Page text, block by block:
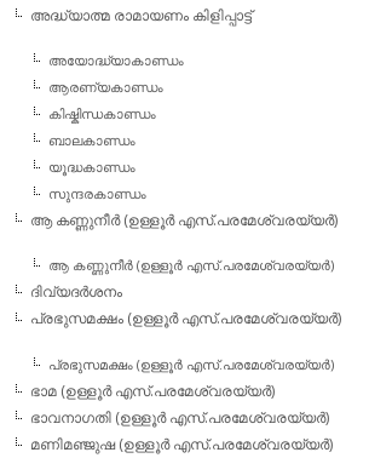
അദ്ധ്യാത്മ രാമായണം കിളിപ്പാട്ട്‌
അയോദ്ധ്യാകാണ്ഡം
ആരണ്യകാണ്ഡം
കിഷ്കിന്ധകാണ്ഡം
ബാലകാണ്ഡം
യൂദ്ധകാണ്ഡം
സുന്ദരകാണ്ഡം
ആ കണ്ണുനീര്‍ (ഉള്ളൂര്‍ എസ്.പരമേശ്വരയ്യര്‍)
ആ കണ്ണുനീര്‍ (ഉള്ളൂര്‍ എസ്.പരമേശ്വരയ്യര്‍)
ദിവ്യദര്‍ശനം
പ്രഭുസമക്ഷം (ഉള്ളൂര്‍ എസ്.പരമേശ്വരയ്യര്‍)
പ്രഭുസമക്ഷം (ഉള്ളൂര്‍ എസ്.പരമേശ്വരയ്യര്‍)
ഭാമ (ഉള്ളൂര്‍ എസ്.പരമേശ്വരയ്യര്‍)
ഭാവനാഗതി (ഉള്ളൂര്‍ എസ്.പരമേശ്വരയ്യര്‍)
മണിമഞ്ജുഷ (ഉള്ളൂര്‍ എസ്.പരമേശ്വരയ്യര്‍)